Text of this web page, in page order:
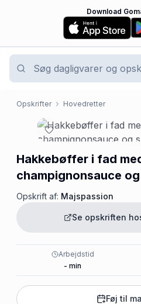
Download
Opskrifter Hovedretter
Hakkebøffer i fad
champignonsauce
Opskrift af: Majspassion
Se opskriften
Arbejdstid
- min
Føj til